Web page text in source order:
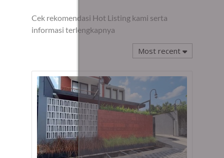
Cek rekomendasi Hot Listing kami serta
informasi terlengkapnya
Most recent